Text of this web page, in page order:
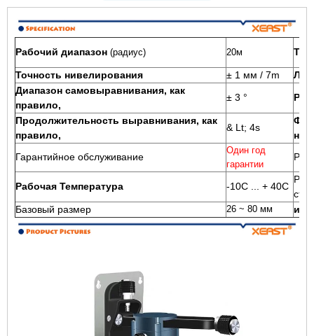
Рабочий диапазон (радиус) 20м Тип
Точность нивелирования ± 1 мм / 7m
Диапазон самовыравнивания, как
правило,
± 3 °
Продолжительность выравнивания, как
правило,
& Lt; 4s
Гарантийное обслуживание
Один год
гарантии
Рабочая Температура -10C ... + 40C
Базовый размер
26 ~ 80 мм